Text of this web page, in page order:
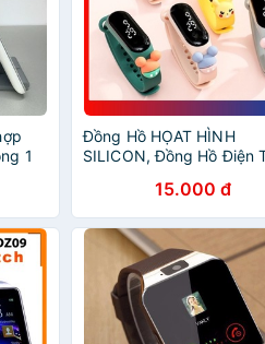
1
Đồng Hồ HỌAT HÌNH
SILICON, Đồng Hồ Điện
15.000 đ